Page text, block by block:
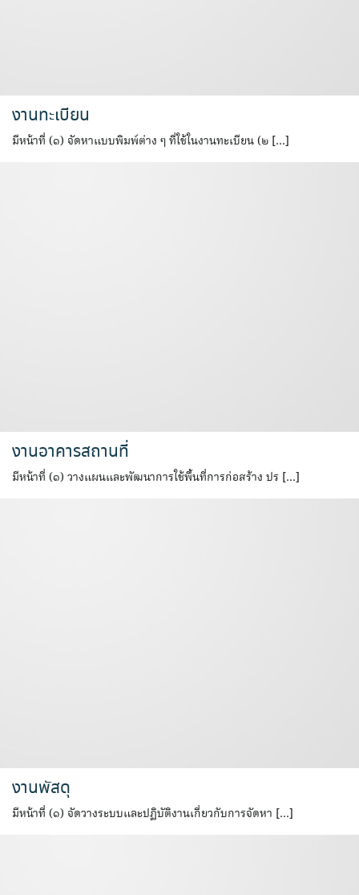
งานทะเบียน
มีหน้าที่ (๑) จัดหาแบบพิมพ์ต่าง ๆ ที่ใช้ในงานทะเบียน (๒ […]
งานอาคารสถานที่
มีหน้าที่ (๑) วางแผนและพัฒนาการใช้พื้นที่การก่อสร้าง ปร […]
งานพัสดุ
มีหน้าที่ (๑) จัดวางระบบและปฏิบัติงานเกี่ยวกับการจัดหา […]